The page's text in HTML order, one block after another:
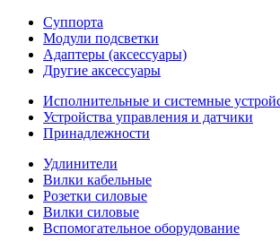
Суппорта
Модули подсветки
Адаптеры (аксессуары)
Другие аксессуары
Исполнительные и системные
Устройства управления и датчики
Принадлежности
Удлинители
Вилки кабельные
Розетки силовые
Вилки силовые
Вспомогательное оборудование